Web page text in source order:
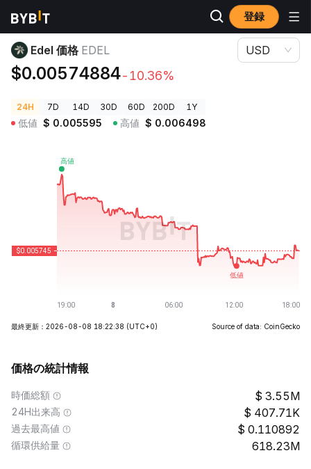
登録
暗号資産価格
Edel 価格 EDEL
$0.00574884-10.36%
USD
24H 7D 14D 30D 60D 200D 1Y
低値 $ 0.005595 高値 $ 0.006498
最終更新：2026-08-08 18:22:38 (UTC+0) Source of data: CoinGecko
価格の統計情報
時価総額 3.55M
24H出来高 407.71K
過去最高値 0.110892
循環供給量 618.23M